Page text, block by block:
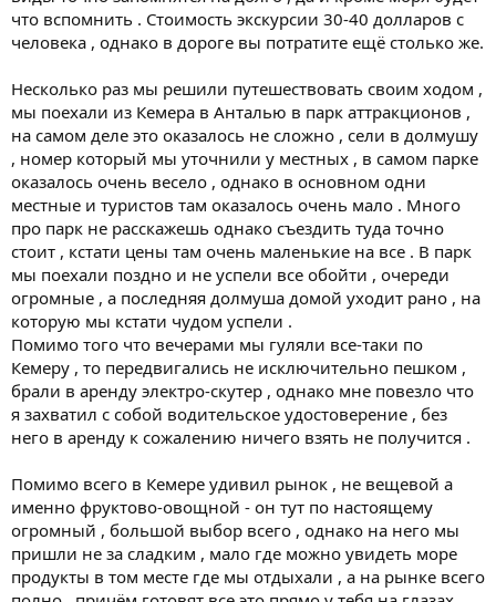
что вспомнить . Стоимость экскурсии 30-40 долларов с
человека , однако в дороге вы потратите ещё столько же.
Несколько раз мы решили путешествовать своим ходом ,
мы поехали из Кемера в Анталью в парк аттракционов ,
на самом деле это оказалось не сложно , сели в долмушу
, номер который мы уточнили у местных , в самом парке
оказалось очень весело , однако в основном одни
местные и туристов там оказалось очень мало . Много
про парк не расскажешь однако съездить туда точно
стоит , кстати цены там очень маленькие на все . В парк
мы поехали поздно и не успели все обойти , очереди
огромные , а последняя долмуша домой уходит рано , на
которую мы кстати чудом успели .
Помимо того что вечерами мы гуляли все-таки по
Кемеру , то передвигались не исключительно пешком ,
брали в аренду электро-скутер , однако мне повезло что
я захватил с собой водительское удостоверение , без
него в аренду к сожалению ничего взять не получится .
Помимо всего в Кемере удивил рынок , не вещевой а
именно фруктово-овощной - он тут по настоящему
огромный , большой выбор всего , однако на него мы
пришли не за сладким , мало где можно увидеть море
продукты в том месте где мы отдыхали , а на рынке всего